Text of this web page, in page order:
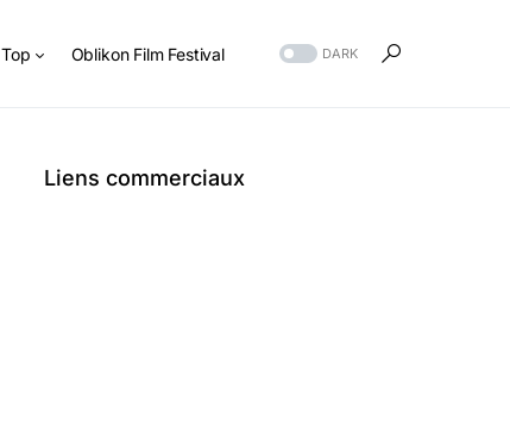
Top Oblikon Film Festival DARK
Liens commerciaux